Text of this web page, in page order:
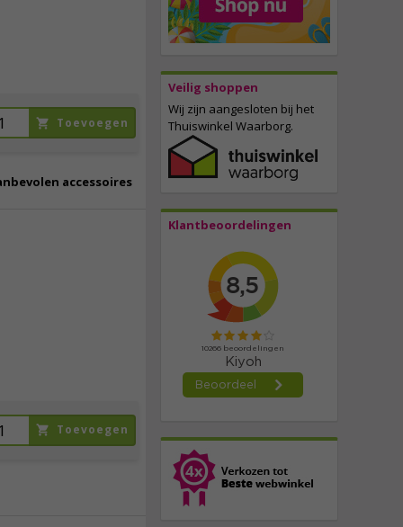
Veilig shoppen
Wij zijn aangesloten bij het
Thuiswinkel Waarborg.
Klantbeoordelingen
Toevoegen
accessoires
Toevoegen